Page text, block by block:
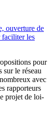
ouverture de
faciliter les
pour
sur le réseau
avec
rapporteurs
projet de loi-